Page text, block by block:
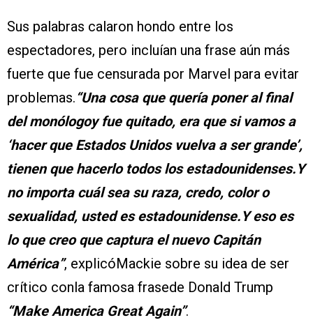
Sus palabras calaron hondo entre los
espectadores, pero incluían una frase aún más
fuerte que fue censurada por Marvel para evitar
problemas.“Una cosa que quería poner al final
del monólogoy fue quitado, era que si vamos a
‘hacer que Estados Unidos vuelva a ser grande’,
tienen que hacerlo todos los estadounidenses.Y
no importa cuál sea su raza, credo, color o
sexualidad, usted es estadounidense.Y eso es
lo que creo que captura el nuevo Capitán
América”, explicóMackie sobre su idea de ser
crítico conla famosa frasede Donald Trump
“Make America Great Again”.